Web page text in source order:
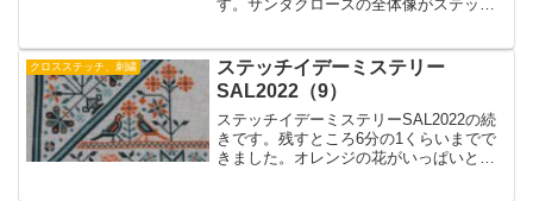
す。サンタクロースの全体像がステッチ
てしまいました。
クロスステッチ、刺繍
ステッチイデーミステリー
SAL2022（9）
ステッチイデーミステリーSAL2022の続
きです。残すところ6分の1くらいまでで
きました。オレンジの花がいっぱいと鳥